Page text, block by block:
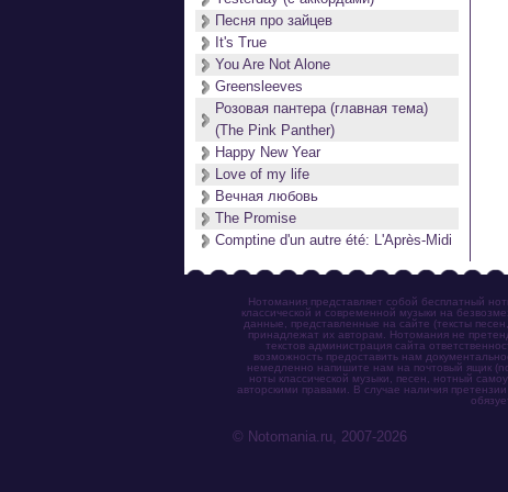
Песня про зайцев
It's True
You Are Not Alone
Greensleeves
Розовая пантера (главная тема)
(The Pink Panther)
Happy New Year
Love of my life
Вечная любовь
The Promise
Comptine d'un autre été: L'Après-Midi
Нотомания представляет собой бесплатный
классической и современной музыки на
данные, представленные на сайте (тексты
принадлежат их авторам. Нотомания не
текстов администрация сайта
возможность предоставить нам
немедленно напишите нам на почтовый ящик
ноты классической музыки, песен, нотный
авторскими правами. В случае наличия
© Notomania.ru, 2007-2026